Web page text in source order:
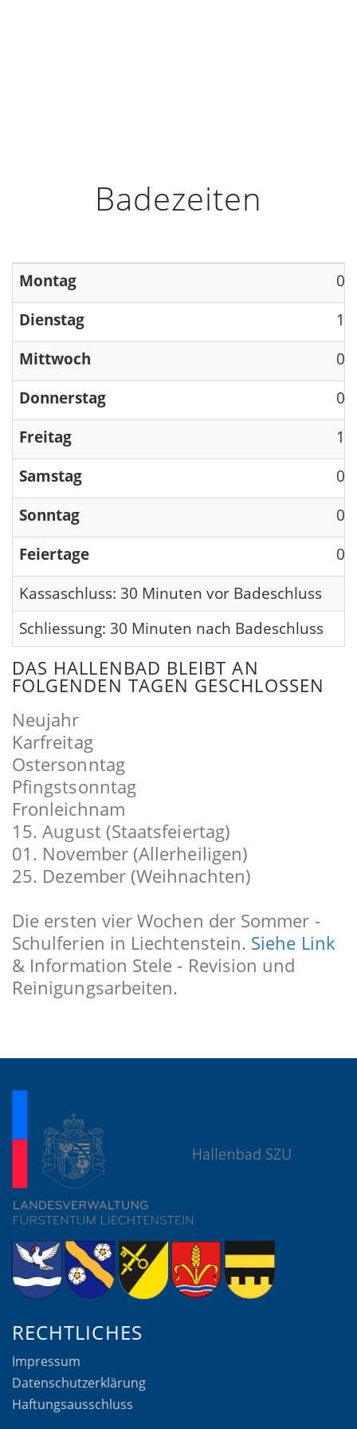
Badezeiten
Montag
Dienstag
Mittwoch
Donnerstag
Freitag
Samstag
Sonntag
Feiertage
Kassaschluss: 30 Minuten vor Badeschluss
Schliessung: 30 Minuten nach Badeschluss
DAS HALLENBAD BLEIBT AN
FOLGENDEN TAGEN GESCHLOSSEN
Neujahr
Karfreitag
Ostersonntag
Pfingstsonntag
Fronleichnam
15. August (Staatsfeiertag)
01. November (Allerheiligen)
25. Dezember (Weihnachten)
Die ersten vier Wochen der Sommer -
Schulferien in Liechtenstein. Siehe Link
& Information Stele - Revision und
Reinigungsarbeiten.
RECHTLICHES
Impressum
Datenschutzerklärung
Haftungsausschluss